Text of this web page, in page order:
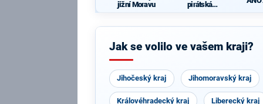
jižní Moravu
pirátská
Jak se volilo ve vašem kraji?
Jihočeský kraj Jihomoravský kraj
Královéhradecký kraj Liberecký kraj